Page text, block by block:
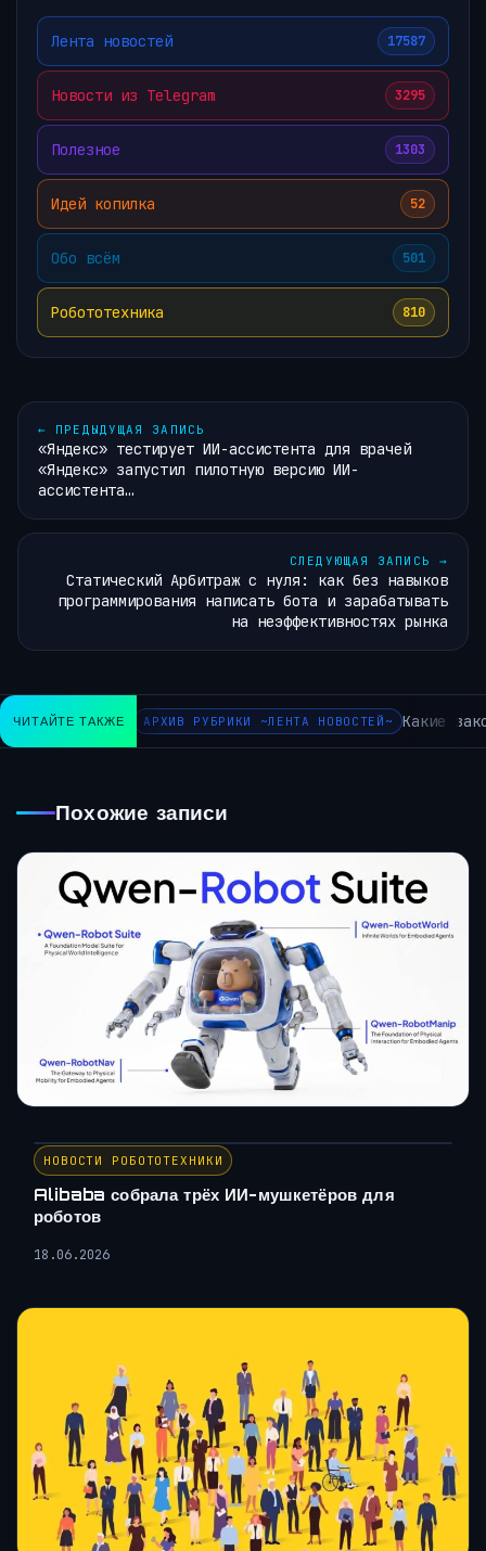
Лента новостей 17587
Новости из Telegram 3295
Полезное 1303
Идей копилка 52
Обо всём 501
Робототехника 810
← ПРЕДЫДУЩАЯ ЗАПИСЬ
«Яндекс» тестирует ИИ-ассистента для врачей
«Яндекс» запустил пилотную версию ИИ-
ассистента…
СЛЕДУЮЩАЯ ЗАПИСЬ →
Статический Арбитраж с нуля: как без навыков
программирования написать бота и зарабатывать
на неэффективностях рынка
ЧИТАЙТЕ ТАКЖЕАРХИВ РУБРИКИ ~ЛЕНТА НОВОСТЕЙ~ Какие
Похожие записи
НОВОСТИ РОБОТОТЕХНИКИ
Alibaba собрала трёх ИИ-мушкетёров для
роботов
18.06.2026